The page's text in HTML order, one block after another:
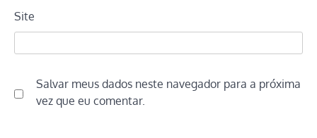
Site
Salvar meus dados neste navegador para a próxima
vez que eu comentar.